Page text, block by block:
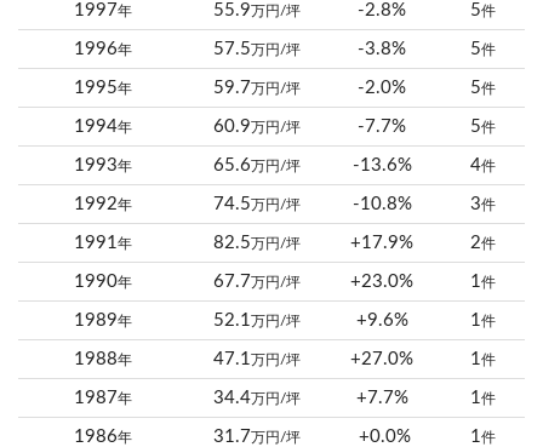
1997年 55.9万円/坪 -2.8% 5件
1996年 57.5万円/坪 -3.8% 5件
1995年 59.7万円/坪 -2.0% 5件
1994年 60.9万円/坪 -7.7% 5件
1993年 65.6万円/坪 -13.6% 4件
1992年 74.5万円/坪 -10.8% 3件
1991 年 82.5万円/坪 +17.9% 2件
1990年 67.7万円/坪 +23.0% 1 件
1989年 52.1 万円/坪 +9.6% 1 件
1988年 47.1 万円/坪 +27.0% 1 件
1987年 34.4万円/坪 +7.7% 1 件
1986年 31.7万円/坪 +0.0% 1 件